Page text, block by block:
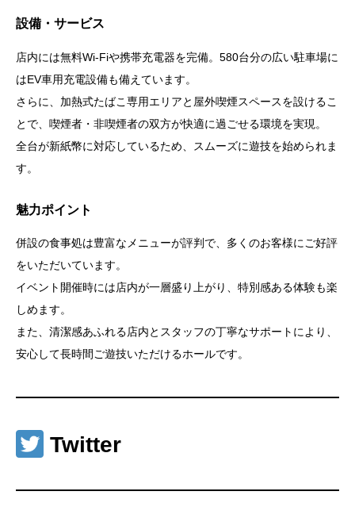
設備・サービス
店内には無料Wi-Fiや携帯充電器を完備。580台分の広い駐車場に
はEV車用充電設備も備えています。
さらに、加熱式たばこ専用エリアと屋外喫煙スペースを設けるこ
とで、喫煙者・非喫煙者の双方が快適に過ごせる環境を実現。
全台が新紙幣に対応しているため、スムーズに遊技を始められま
す。
魅力ポイント
併設の食事処は豊富なメニューが評判で、多くのお客様にご好評
をいただいています。
イベント開催時には店内が一層盛り上がり、特別感ある体験も楽
しめます。
また、清潔感あふれる店内とスタッフの丁寧なサポートにより、
安心して長時間ご遊技いただけるホールです。
Twitter